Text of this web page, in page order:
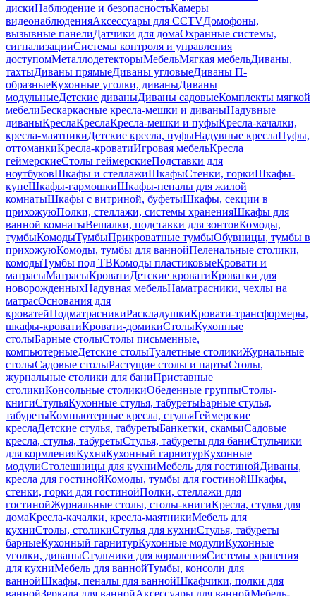
дискиНаблюдение и безопасностьКамеры
видеонаблюденияАксессуары для CCTVДомофоны,
вызывные панелиДатчики для домаОхранные системы,
сигнализацииСистемы контроля и управления
доступомМеталлодетекторыМебельМягкая мебельДиваны,
тахтыДиваны прямыеДиваны угловыеДиваны П-
образныеКухонные уголки, диваныДиваны
модульныеДетские диваныДиваны садовыеКомплекты мягкой
мебелиБескаркасные кресла-мешки и диваныНадувные
диваныКреслаКреслаКресла-мешки и пуфыКресла-качалки,
кресла-маятникиДетские кресла, пуфыНадувные креслаПуфы,
оттоманкиКресла-кроватиИгровая мебельКресла
геймерскиеСтолы геймерскиеПодставки для
ноутбуковШкафы и стеллажиШкафыСтенки, горкиШкафы-
купеШкафы-гармошкиШкафы-пеналы для жилой
комнатыШкафы с витриной, буфетыШкафы, секции в
прихожуюПолки, стеллажи, системы храненияШкафы для
ванной комнатыВешалки, подставки для зонтовКомоды,
тумбыКомодыТумбыПрикроватные тумбыОбувницы, тумбы в
прихожуюКомоды, тумбы для ваннойПеленальные столики,
комодыТумбы под ТВКомоды пластиковыеКровати и
матрасыМатрасыКроватиДетские кроватиКроватки для
новорожденныхНадувная мебельНаматрасники, чехлы на
матрасОснования для
кроватейПодматрасникиРаскладушкиКровати-трансформеры,
шкафы-кроватиКровати-домикиСтолыКухонные
столыБарные столыСтолы письменные,
компьютерныеДетские столыТуалетные столикиЖурнальные
столыСадовые столыРастущие столы и партыСтолы,
журнальные столики для баниПриставные
столикиКонсольные столикиОбеденные группыСтолы-
книгиСтульяКухонные стулья, табуретыБарные стулья,
табуретыКомпьютерные кресла, стульяГеймерские
креслаДетские стулья, табуретыБанкетки, скамьиСадовые
кресла, стулья, табуретыСтулья, табуреты для баниСтульчики
для кормленияКухняКухонный гарнитурКухонные
модулиСтолешницы для кухниМебель для гостинойДиваны,
кресла для гостинойКомоды, тумбы для гостинойШкафы,
стенки, горки для гостинойПолки, стеллажи для
гостинойЖурнальные столы, столы-книгиКресла, стулья для
домаКресла-качалки, кресла-маятникиМебель для
кухниСтолы, столикиСтулья для кухниСтулья, табуреты
барныеКухонный гарнитурКухонные модулиКухонные
уголки, диваныСтульчики для кормленияСистемы хранения
для кухниМебель для ваннойТумбы, консоли для
ваннойШкафы, пеналы для ваннойШкафчики, полки для
ваннойЗеркала для ваннойАксессуары для ваннойМебель-